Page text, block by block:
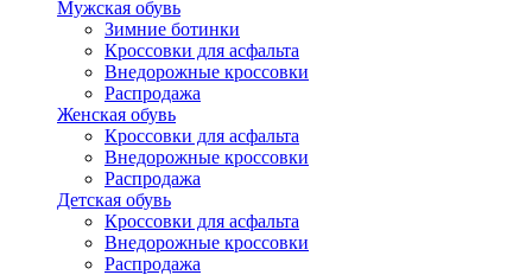
Мужская обувь
Зимние ботинки
Кроссовки для асфальта
Внедорожные кроссовки
Распродажа
Женская обувь
Кроссовки для асфальта
Внедорожные кроссовки
Распродажа
Детская обувь
Кроссовки для асфальта
Внедорожные кроссовки
Распродажа